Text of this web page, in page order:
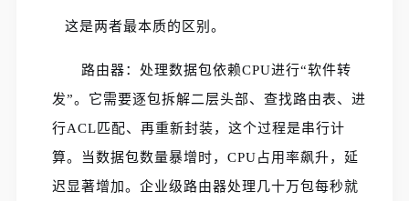
这是两者最本质的区别。
路由器：处理数据包依赖CPU进行“软件转
发”。它需要逐包拆解二层头部、查找路由表、进
行ACL匹配、再重新封装，这个过程是串行计
算。当数据包数量暴增时，CPU占用率飙升，延
迟显著增加。企业级路由器处理几十万包每秒就